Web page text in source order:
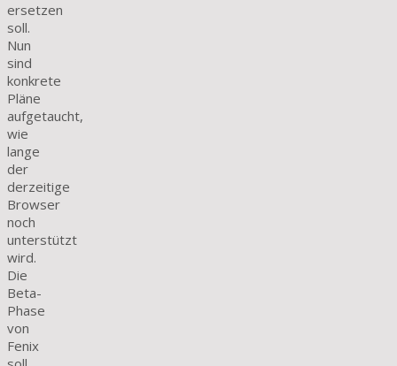
ersetzen
soll.
Nun
sind
konkrete
Pläne
aufgetaucht,
wie
lange
der
derzeitige
Browser
noch
unterstützt
wird.
Die
Beta-
Phase
von
Fenix